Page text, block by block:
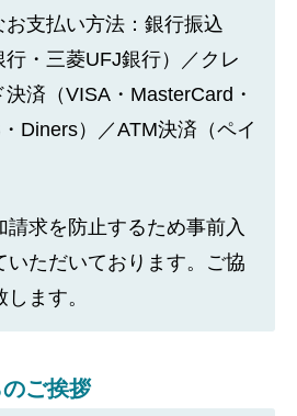
お支払い方法：銀行振込
行・三菱UFJ銀行）／クレ
済（VISA・MasterCard・
Diners）／ATM決済（ペイ
請求を防止するため事前入
いただいております。ご協
ます。
ご挨拶